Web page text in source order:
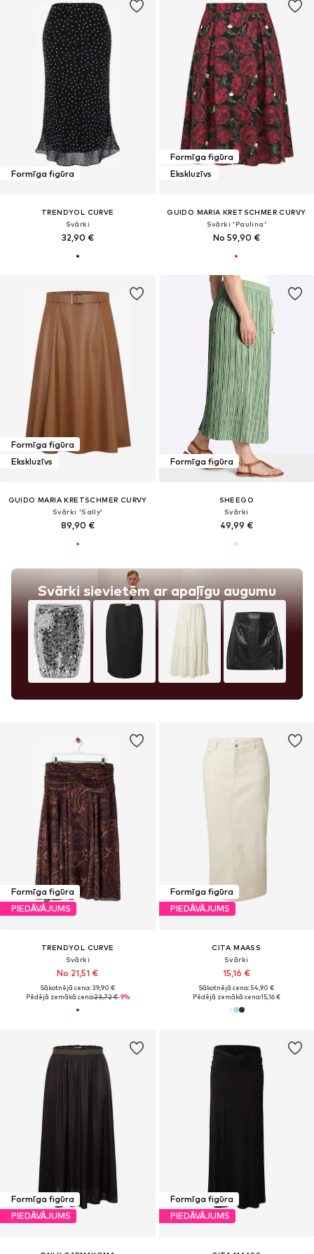
Formīga figūra
TRENDYOL CURVE
Svārki
32,90 €
Formīga figūra
Ekskluzīvs
GUIDO MARIA KRETSCHMER CURVY
Svārki 'Paulina'
No 59,90 €
Formīga figūra
Ekskluzīvs
GUIDO MARIA KRETSCHMER CURVY
Svārki 'Sally'
89,90 €
Svārki sievietēm ar apaļīgu augumu
Formīga figūra
SHEEGO
Svārki
49,99 €
Formīga figūra
PIEDĀVĀJUMS
TRENDYOL CURVE
Svārki
No 21,51 €
Sākotnējā cena: 39,90 €
Pēdējā zemākā cena:23,72 €-9%
Formīga figūra
PIEDĀVĀJUMS
CITA MAASS
Svārki
15,16 €
Sākotnējā cena: 54,90 €
Pēdējā zemākā cena:15,16 €
Formīga figūra
PIEDĀVĀJUMS
Formīga figūra
PIEDĀVĀJUMS